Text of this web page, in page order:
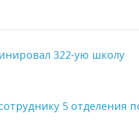
322-ую школу
5